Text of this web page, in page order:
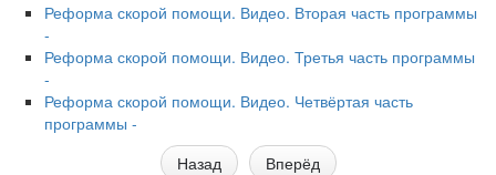
Реформа скорой помощи. Видео. Вторая часть программы
-
Реформа скорой помощи. Видео. Третья часть программы
-
Реформа скорой помощи. Видео. Четвёртая часть
программы -
Назад
Вперёд